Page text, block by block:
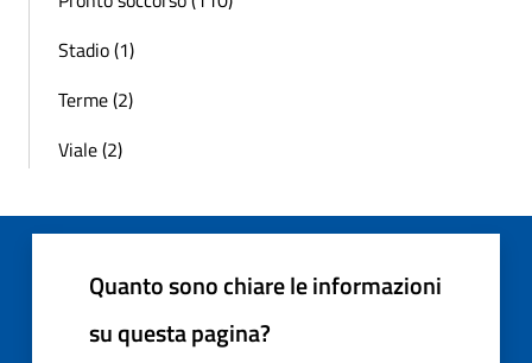
Stadio (1)
Terme (2)
Viale (2)
Quanto sono chiare le informazioni
su questa pagina?